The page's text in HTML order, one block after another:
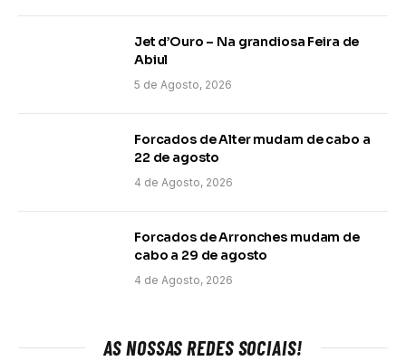
Jet d’Ouro – Na grandiosa Feira de
Abiul
5 de Agosto, 2026
Forcados de Alter mudam de cabo a
22 de agosto
4 de Agosto, 2026
Forcados de Arronches mudam de
cabo a 29 de agosto
4 de Agosto, 2026
AS NOSSAS REDES SOCIAIS!